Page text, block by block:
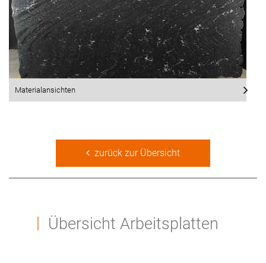
Materialansichten
zurück zur Übersicht
Übersicht Arbeitsplatten